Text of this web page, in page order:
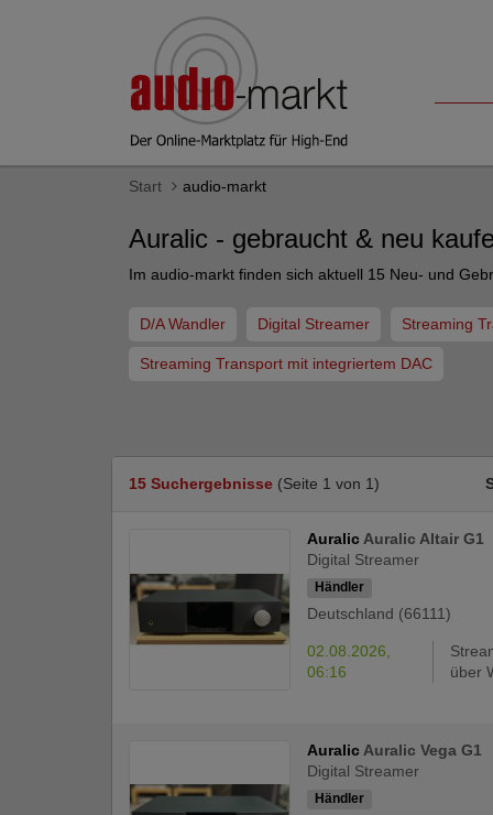
Start audio-markt
Auralic - gebraucht & neu
Im audio-markt finden sich aktuell 15 Neu- und
D/A Wandler Digital Streamer Streaming
Streaming Transport mit integriertem DAC
15 Suchergebnisse (Seite 1 von 1)
Auralic Auralic Altair G1
Digital Streamer
Händler
Deutschland (66111)
02.08.2026,
06:16
über
Auralic Auralic Vega G1
Digital Streamer
Händler